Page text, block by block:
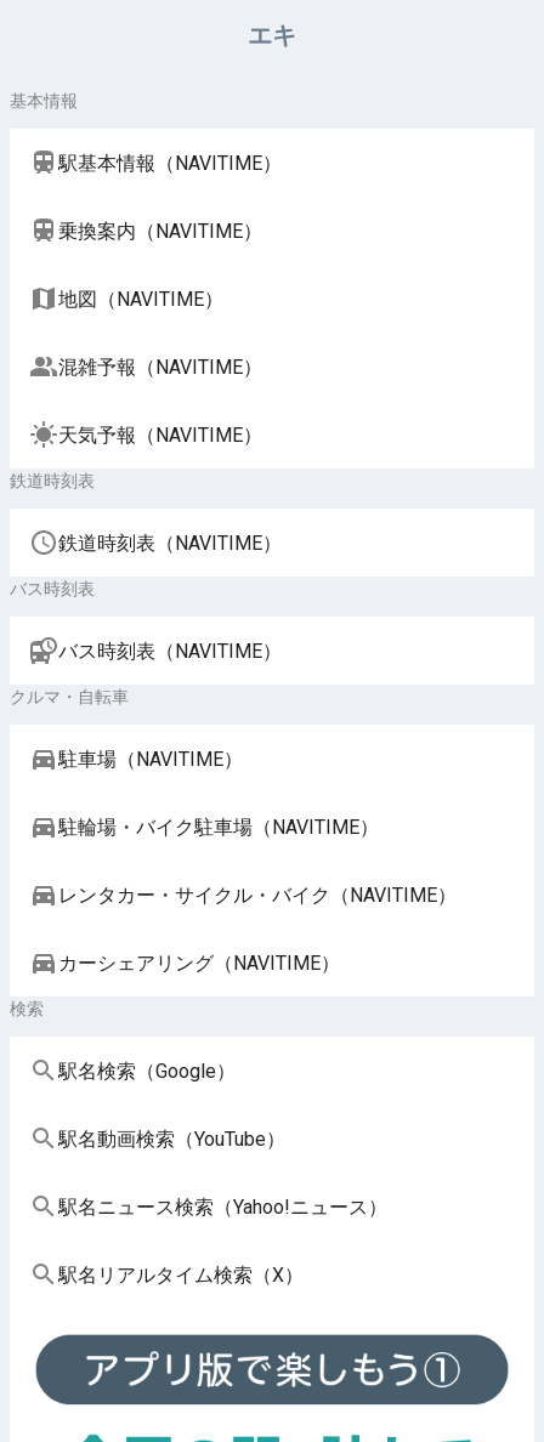
エキ
基本情報
駅基本情報（NAVITIME）
乗換案内（NAVITIME）
地図（NAVITIME）
混雑予報（NAVITIME）
天気予報（NAVITIME）
鉄道時刻表
鉄道時刻表（NAVITIME）
バス時刻表
バス時刻表（NAVITIME）
クルマ・自転車
駐車場（NAVITIME）
駐輪場・バイク駐車場（NAVITIME）
レンタカー・サイクル・バイク（NAVITIME）
カーシェアリング（NAVITIME）
検索
駅名検索（Google）
駅名動画検索（YouTube）
駅名ニュース検索（Yahoo!ニュース）
駅名リアルタイム検索（X）